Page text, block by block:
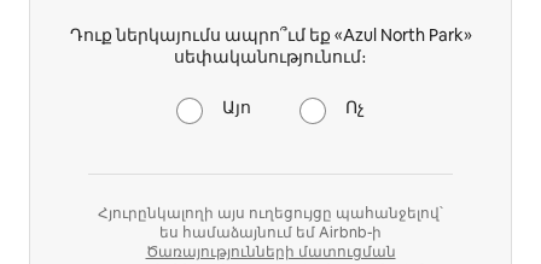
Դուք ներկայումս ապրո՞ւմ եք «Azul North Park»
սեփականությունում։
Այո Ոչ
Հյուրընկալողի այս ուղեցույցը պահանջելով՝
ես համաձայնում եմ Airbnb-ի
Ծառայությունների մատուցման